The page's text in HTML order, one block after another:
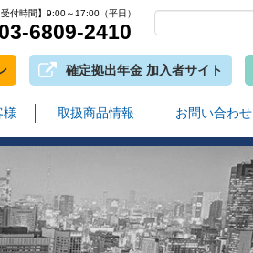
受付時間】9:00～17:00（平日）
03-6809-2410
確定拠出年金 加入者サイト
様 取扱商品情報 お問い合わせ